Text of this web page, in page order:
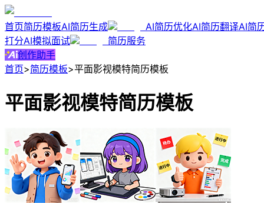
首页简历模板AI简历生成 AI简历优化AI简历翻译AI简
打分AI模拟面试
简历服务
创作助手
首页>简历模板>平面影视模特简历模板
平面影视模特简历模板